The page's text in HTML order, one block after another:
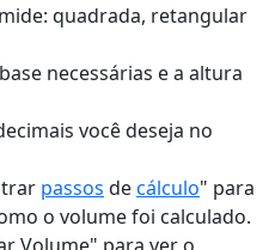
quadrada, retangular
necessárias e a altura
você deseja no
passos decálculo" para
o volume foi calculado.